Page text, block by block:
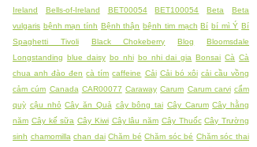
Ireland
Bells-of-Ireland BET00054 BET100054 Beta
Beta
vulgaris bệnh mạn tính Bệnh thận bệnh tim mạch Bí bí mì Ý Bí
Spaghetti Tivoli
Black Chokeberry Blog
Bloomsdale
Longstanding
blue daisy bo nhi bo nhi dai gia Bonsai Cà Cà
chua anh đào đen cà tím caffeine Cải Cải bó xôi cải cầu vồng
cảm cúm Canada CAR00077 Caraway Carum Carum carvi cẩm
quỳ cậu nhỏ Cây ăn Quả cây bông tai Cây Carum Cây hằng
năm Cây kế sữa Cây Kiwi Cây lâu năm Cây Thuốc Cây Trường
sinh chamomilla chan dai Chăm bé Chăm sóc bé Chăm sóc thai